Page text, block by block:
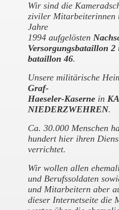
Wir sind die
ziviler Mitarbeiterinnen
Jahre
1994 aufgelösten
Versorgungsbataillon 2
bataillon 46.
Unsere militärische
Graf-
Haeseler-Kaserne in
NIEDERZWEHREN.
Ca. 30.000 Menschen
hundert hier ihren
Wir wollen allen
und Berufssoldaten
und Mitarbeitern aber
dieser Internetseite die